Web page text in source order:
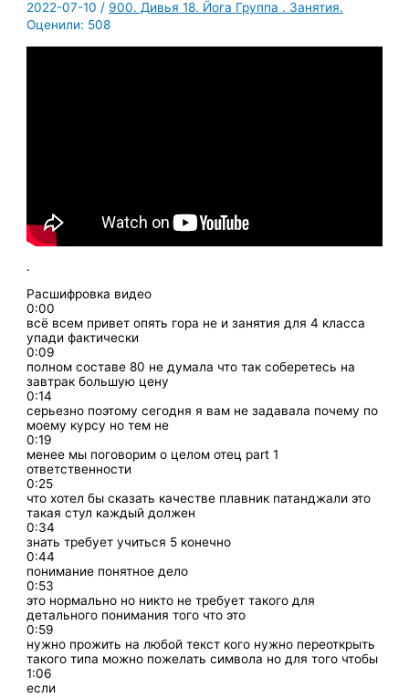
2022-07-10/ 900. Дивья 18. Йога Группа . Занятия.
Оценили: 508
.
Расшифровка видео
0:00
всё всем привет опять гора не и занятия для 4 класса
упади фактически
0:09
полном составе 80 не думала что так соберетесь на
завтрак большую цену
0:14
серьезно поэтому сегодня я вам не задавала почему по
моему курсу но тем не
0:19
менее мы поговорим о целом отец part 1
ответственности
0:25
что хотел бы сказать качестве плавник патанджали это
такая стул каждый должен
0:34
знать требует учиться 5 конечно
0:44
понимание понятное дело
0:53
это нормально но никто не требует такого для
детального понимания того что это
0:59
нужно прожить на любой текст кого нужно переоткрыть
такого типа можно пожелать символа но для того чтобы
1:06
если